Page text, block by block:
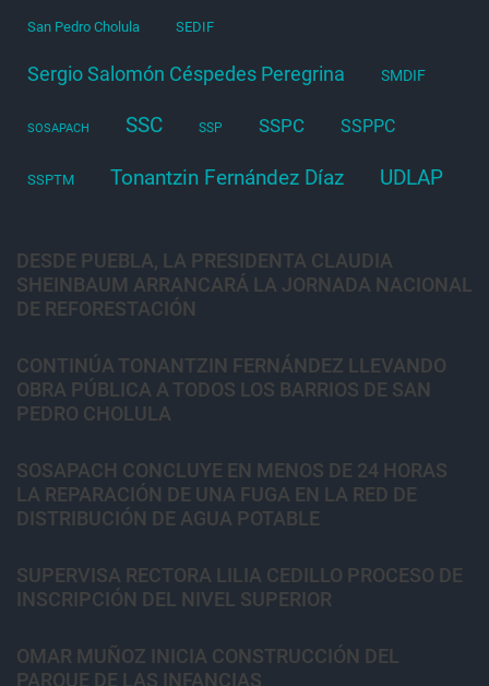
San Pedro Cholula SEDIF
Sergio Salomón Céspedes Peregrina SMDIF
SOSAPACH SSC SSP SSPC SSPPC
SSPTM Tonantzin Fernández Díaz UDLAP
DESDE PUEBLA, LA PRESIDENTA CLAUDIA
SHEINBAUM ARRANCARÁ LA JORNADA NACIONAL
DE REFORESTACIÓN
CONTINÚA TONANTZIN FERNÁNDEZ LLEVANDO
OBRA PÚBLICA A TODOS LOS BARRIOS DE SAN
PEDRO CHOLULA
SOSAPACH CONCLUYE EN MENOS DE 24 HORAS
LA REPARACIÓN DE UNA FUGA EN LA RED DE
DISTRIBUCIÓN DE AGUA POTABLE
SUPERVISA RECTORA LILIA CEDILLO PROCESO DE
INSCRIPCIÓN DEL NIVEL SUPERIOR
OMAR MUÑOZ INICIA CONSTRUCCIÓN DEL
PARQUE DE LAS INFANCIAS